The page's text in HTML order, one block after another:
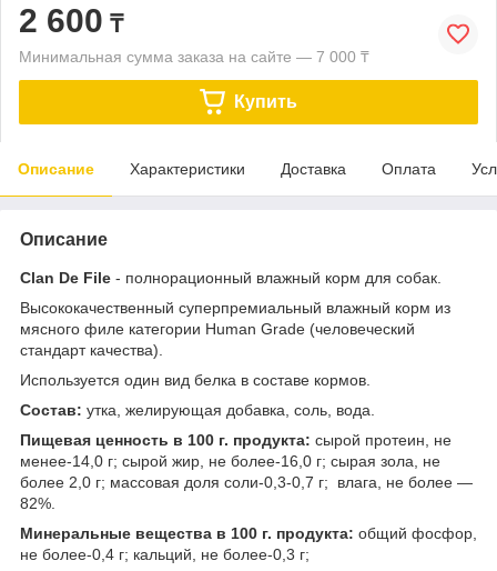
2 600 ₸
Минимальная сумма заказа на сайте — 7 000 ₸
Купить
Описание Характеристики Доставка Оплата
Описание
Clan De File - полнорационный влажный корм для собак.
Высококачественный суперпремиальный влажный корм из
мясного филе категории Human Grade (человеческий
стандарт качества).
Используется один вид белка в составе кормов.
Состав: утка, желирующая добавка, соль, вода.
Пищевая ценность в 100 г. продукта: сырой протеин, не
менее-14,0 г; сырой жир, не более-16,0 г; сырая зола, не
более 2,0 г; массовая доля соли-0,3-0,7 г; влага, не более —
82%.
Минеральные вещества в 100 г. продукта: общий фосфор,
не более-0,4 г; кальций, не более-0,3 г;